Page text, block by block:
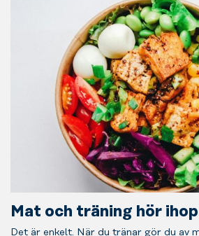
Mat och träning hör ihop
Det är enkelt. När du tränar gör du av